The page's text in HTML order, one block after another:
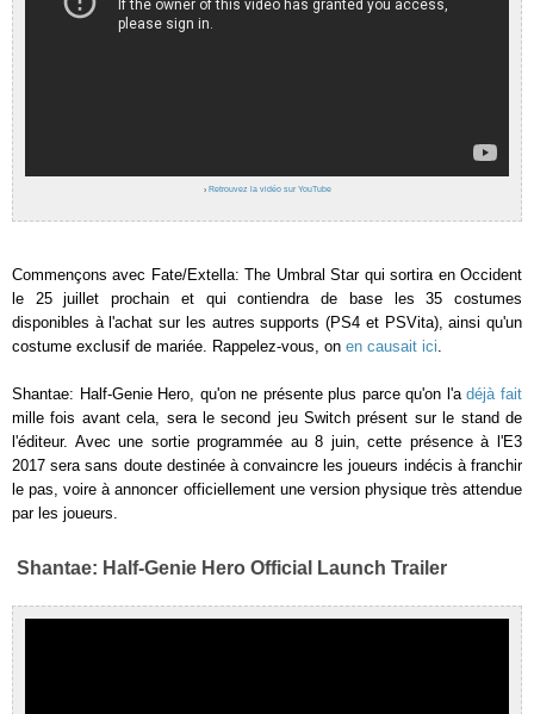
› Retrouvez la vidéo sur YouTube
Commençons avec Fate/Extella: The Umbral Star qui sortira en Occident
le 25 juillet prochain et qui contiendra de base les 35 costumes
disponibles à l'achat sur les autres supports (PS4 et PSVita), ainsi qu'un
costume exclusif de mariée. Rappelez-vous, on en causait ici.
Shantae: Half-Genie Hero, qu'on ne présente plus parce qu'on l'adéjà fait
mille fois avant cela, sera le second jeu Switch présent sur le stand de
l'éditeur. Avec une sortie programmée au 8 juin, cette présence à l'E3
2017 sera sans doute destinée à convaincre les joueurs indécis à franchir
le pas, voire à annoncer officiellement une version physique très attendue
par les joueurs.
Shantae: Half-Genie Hero Official Launch Trailer